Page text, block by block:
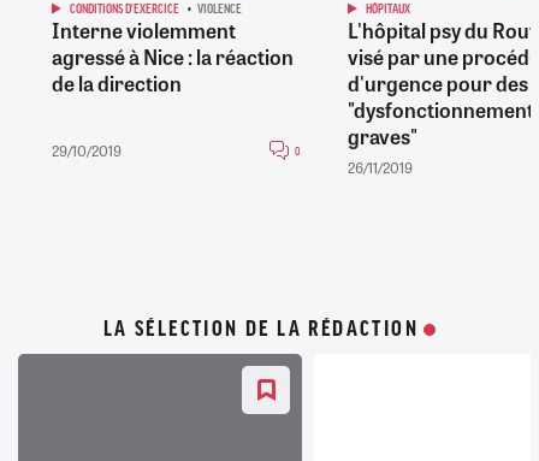
CONDITIONS D'EXERCICE VIOLENCE
Interne violemment
agressé à Nice : la réaction
de la direction
29/10/2019 0
HÔPITAUX
L'hôpital psy du
visé par une
d'urgence pour des
graves"
26/11/2019
LA SÉLECTION DE LA RÉDACTION